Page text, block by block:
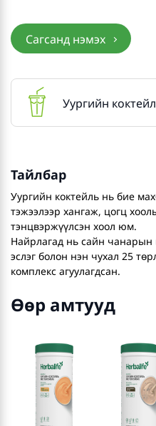
Сагсанд нэмэх
Уургийн
Тайлбар
Уургийн коктейль нь бие
тэжээлээр хангаж, цогц
тэнцвэржүүлсэн хоол юм.
Найрлагад нь сайн чанарын
эслэг болон нэн чухал 25
комплекс агуулагдсан.
Өөр амтууд